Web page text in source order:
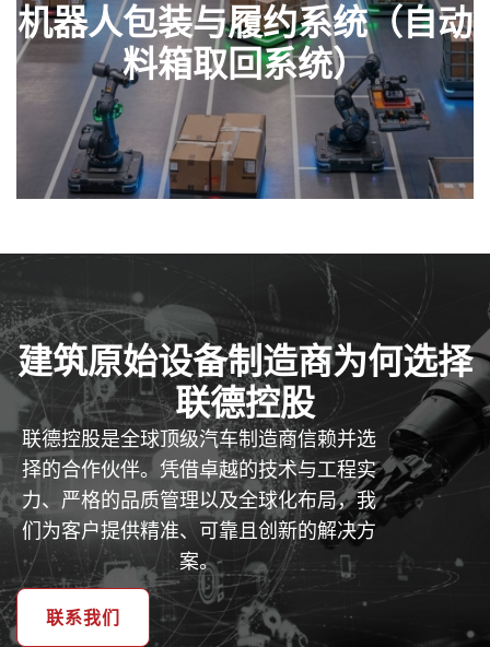
机器人包装与履约系统（自动
料箱取回系统）
查看部件
建筑原始设备制造商为何选择
联德控股
联德控股是全球顶级汽车制造商信赖并选
择的合作伙伴。凭借卓越的技术与工程实
力、严格的品质管理以及全球化布局，我
们为客户提供精准、可靠且创新的解决方
案。
联系我们